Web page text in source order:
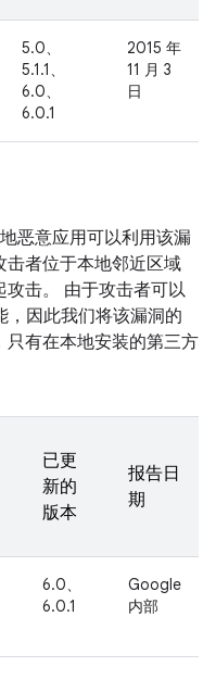
5.0、
5.1.1、
6.0、
6.0.1
2015 年
11 月 3
日
恶意应用可以利用该漏
击者位于本地邻近区域
攻击。 由于攻击者可以
，因此我们将该漏洞的
只有在本地安装的第三方
已更
新的
版本
报告日
期
6.0、
6.0.1
Google
内部